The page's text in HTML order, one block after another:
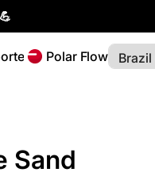
Polar Flow
Sand